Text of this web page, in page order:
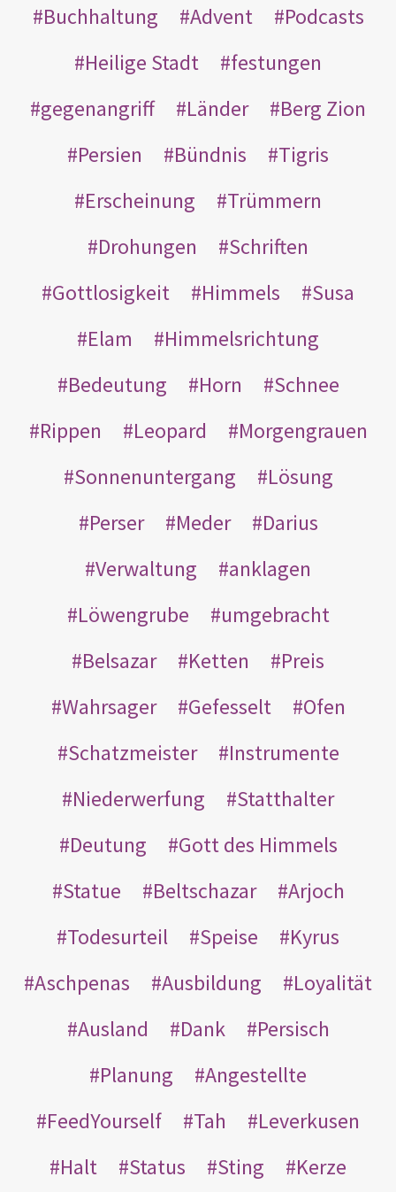
Buchhaltung
Advent
Podcasts
Heilige Stadt
festungen
gegenangriff
Länder
Berg Zion
Persien
Bündnis
Tigris
Erscheinung
Trümmern
Drohungen
Schriften
Gottlosigkeit
Himmels
Susa
Elam
Himmelsrichtung
Bedeutung
Horn
Schnee
Rippen
Leopard
Morgengrauen
Sonnenuntergang
Lösung
Perser
Meder
Darius
Verwaltung
anklagen
Löwengrube
umgebracht
Belsazar
Ketten
Preis
Wahrsager
Gefesselt
Ofen
Schatzmeister
Instrumente
Niederwerfung
Statthalter
Deutung
Gott des Himmels
Statue
Beltschazar
Arjoch
Todesurteil
Speise
Kyrus
Aschpenas
Ausbildung
Loyalität
Ausland
Dank
Persisch
Planung
Angestellte
FeedYourself
Tah
Leverkusen
Halt
Status Sting Kerze